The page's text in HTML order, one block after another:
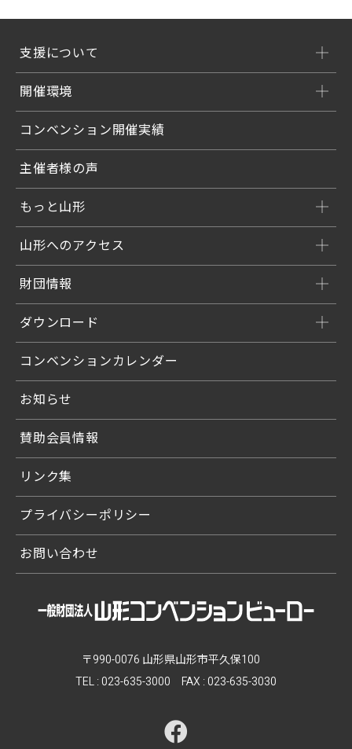
支援について
開催環境
コンベンション開催実績
主催者様の声
もっと山形
山形へのアクセス
財団情報
ダウンロード
コンベンションカレンダー
お知らせ
賛助会員情報
リンク集
プライバシーポリシー
お問い合わせ
〒990-0076 山形県山形市平久保100
TEL : 023-635-3000 FAX : 023-635-3030